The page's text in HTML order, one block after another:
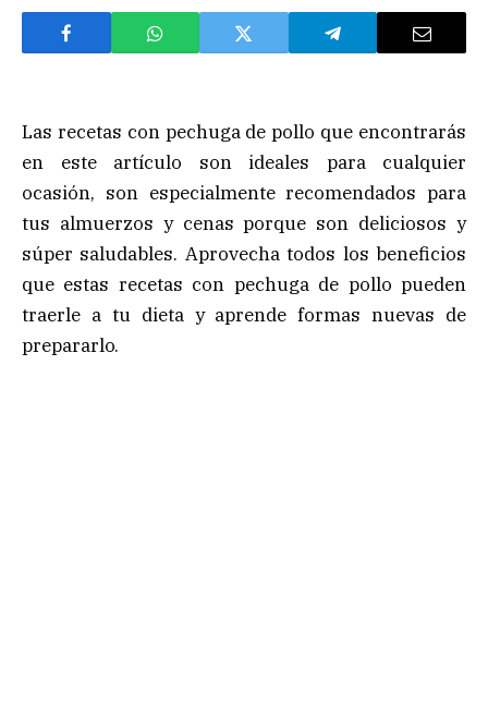
Las recetas con pechuga de pollo que encontrarás
en este artículo son ideales para cualquier
ocasión, son especialmente recomendados para
tus almuerzos y cenas porque son deliciosos y
súper saludables. Aprovecha todos los beneficios
que estas recetas con pechuga de pollo pueden
traerle a tu dieta y aprende formas nuevas de
prepararlo.